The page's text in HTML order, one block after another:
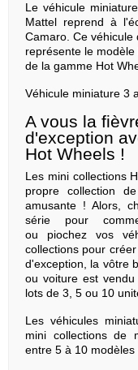
Le véhicule
Mattel reprend à
Camaro. Ce véhicule
représente le
de la gamme Hot
Véhicule miniature 3
A vous la
d'exception
Hot Wheels !
Les mini collections
propre collection
amusante ! Alors,
série pour
ou piochez vos
collections pour
d'exception, la vôtre
ou voiture est
lots de 3, 5 ou 10
Les véhicules
mini collections de
entre 5 à 10